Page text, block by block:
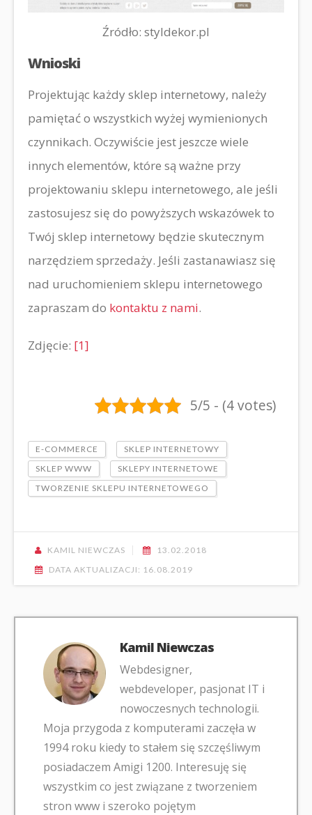
Źródło: styldekor.pl
Wnioski
Projektując każdy sklep internetowy, należy
pamiętać o wszystkich wyżej wymienionych
czynnikach. Oczywiście jest jeszcze wiele
innych elementów, które są ważne przy
projektowaniu sklepu internetowego, ale jeśli
zastosujesz się do powyższych wskazówek to
Twój sklep internetowy będzie skutecznym
narzędziem sprzedaży. Jeśli zastanawiasz się
nad uruchomieniem sklepu internetowego
zapraszam do kontaktu z nami.
Zdjęcie: [1]
5/5 - (4 votes)
E-COMMERCE
SKLEP INTERNETOWY
SKLEP WWW
SKLEPY INTERNETOWE
TWORZENIE SKLEPU INTERNETOWEGO
KAMIL NIEWCZAS
13.02.2018
DATA AKTUALIZACJI: 16.08.2019
Kamil Niewczas
Webdesigner,
webdeveloper, pasjonat IT i
nowoczesnych technologii.
Moja przygoda z komputerami zaczęła w
1994 roku kiedy to stałem się szczęśliwym
posiadaczem Amigi 1200. Interesuję się
wszystkim co jest związane z tworzeniem
stron www i szeroko pojętym